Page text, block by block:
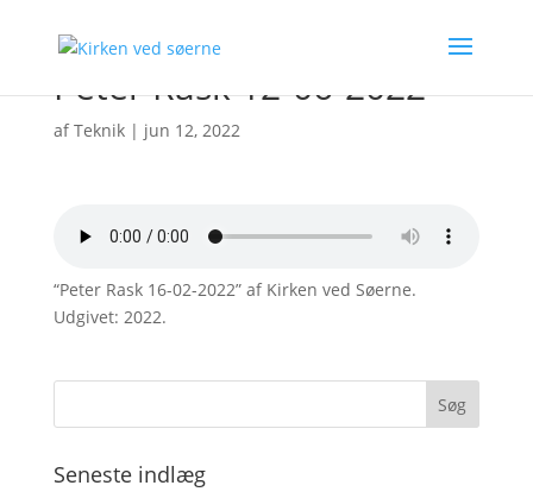
Peter Rask 12-06-2022
afTeknik| jun 12, 2022
“Peter Rask 16-02-2022” af Kirken ved Søerne.
Udgivet: 2022.
Seneste indlæg